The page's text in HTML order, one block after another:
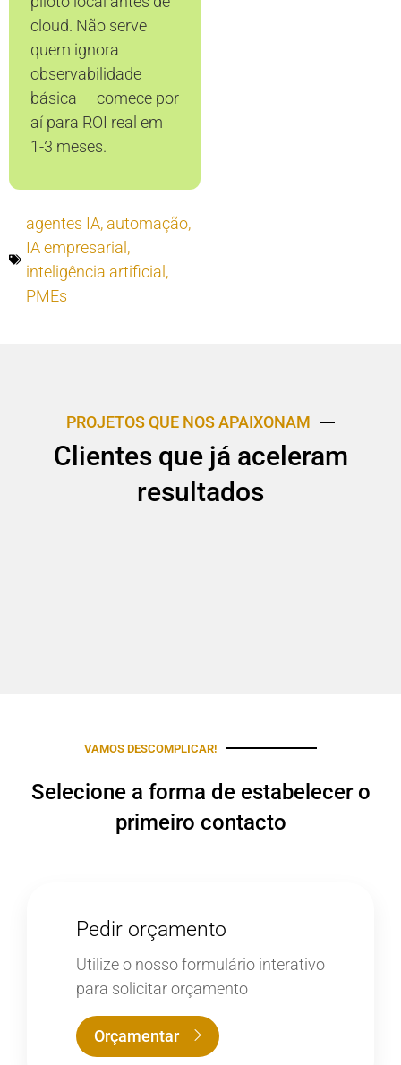
cloud. Não serve
quem ignora
observabilidade
básica — comece por
aí para ROI real em
1-3 meses.
agentes IA, automação,
IA empresarial,
inteligência artificial,
PMEs
PROJETOS QUE NOS APAIXONAM
Clientes que já aceleram
resultados
VAMOS DESCOMPLICAR!
Selecione a forma de estabelecer o
primeiro contacto
Pedir orçamento
Utilize o nosso formulário interativo
para solicitar orçamento
Orçamentar